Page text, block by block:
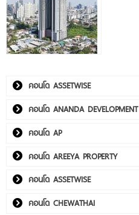
คอนโด ASSETWISE
คอนโด ANANDA DEVELOPMENT
คอนโด AP
คอนโด AREEYA PROPERTY
คอนโด ASSETWISE
คอนโด CHEWATHAI